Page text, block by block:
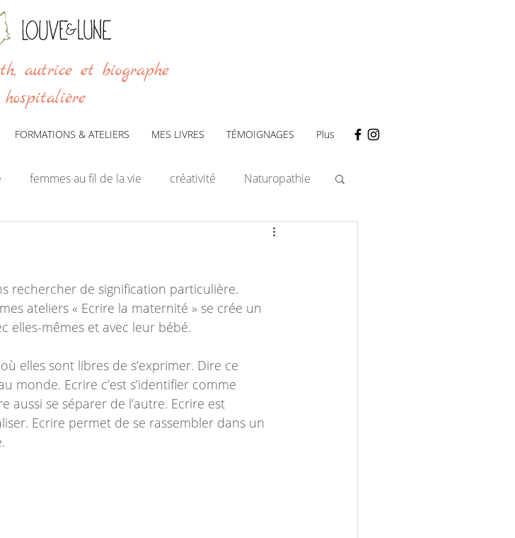
autrice et biographe
hospitalière
FORMATIONS & ATELIERS MES LIVRES TÉMOIGNAGES Plus
femmes au fil de la vie créativité Naturopathie
rechercher de signification particulière.
ateliers « Ecrire la maternité » se crée un
elles-mêmes et avec leur bébé.
elles sont libres de s’exprimer. Dire ce
monde. Ecrire c’est s’identifier comme
aussi se séparer de l’autre. Ecrire est
Ecrire permet de se rassembler dans un